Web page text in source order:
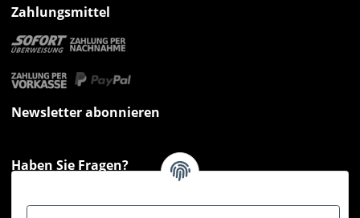
Zahlungsmittel
Newsletter abonnieren
Haben Sie Fragen?
Montag - Freitag: 09:00 - 17:00 Uhr